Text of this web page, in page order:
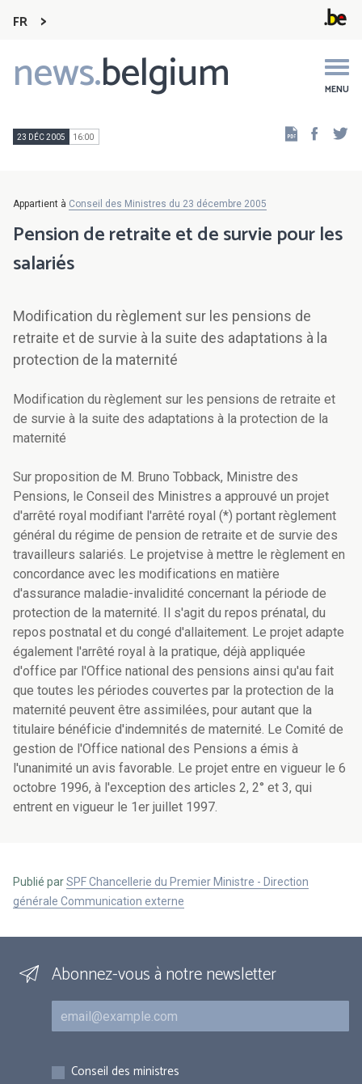
FR
news.belgium MENU
Main
navigation
23 DÉC 2005 16:00
Appartient à Conseil des Ministres du 23 décembre 2005
Pension de retraite et de survie pour les
salariés
Modification du règlement sur les pensions de
retraite et de survie à la suite des adaptations à la
protection de la maternité
Modification du règlement sur les pensions de retraite et
de survie à la suite des adaptations à la protection de la
maternité
Sur proposition de M. Bruno Tobback, Ministre des
Pensions, le Conseil des Ministres a approuvé un projet
d'arrêté royal modifiant l'arrêté royal (*) portant règlement
général du régime de pension de retraite et de survie des
travailleurs salariés. Le projetvise à mettre le règlement en
concordance avec les modifications en matière
d'assurance maladie-invalidité concernant la période de
protection de la maternité. Il s'agit du repos prénatal, du
repos postnatal et du congé d'allaitement. Le projet adapte
également l'arrêté royal à la pratique, déjà appliquée
d'office par l'Office national des pensions ainsi qu'au fait
que toutes les périodes couvertes par la protection de la
maternité peuvent être assimilées, pour autant que la
titulaire bénéficie d'indemnités de maternité. Le Comité de
gestion de l'Office national des Pensions a émis à
l'unanimité un avis favorable. Le projet entre en vigueur le 6
octobre 1996, à l'exception des articles 2, 2° et 3, qui
entrent en vigueur le 1er juillet 1997.
Publié parSPF Chancellerie du Premier Ministre - Direction
générale Communication externe
Abonnez-vous à notre newsletter
Courriel
Inscriptions
Conseil des ministres